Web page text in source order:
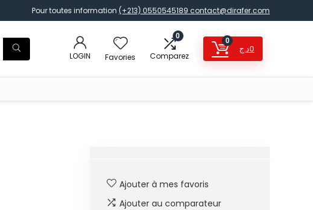
Pour toutes information (+213) 0550545189 contact@dirafer.com
LOGIN Favories
0
Comparez
0
0د.ج
Ajouter à mes favoris
Ajouter au comparateur